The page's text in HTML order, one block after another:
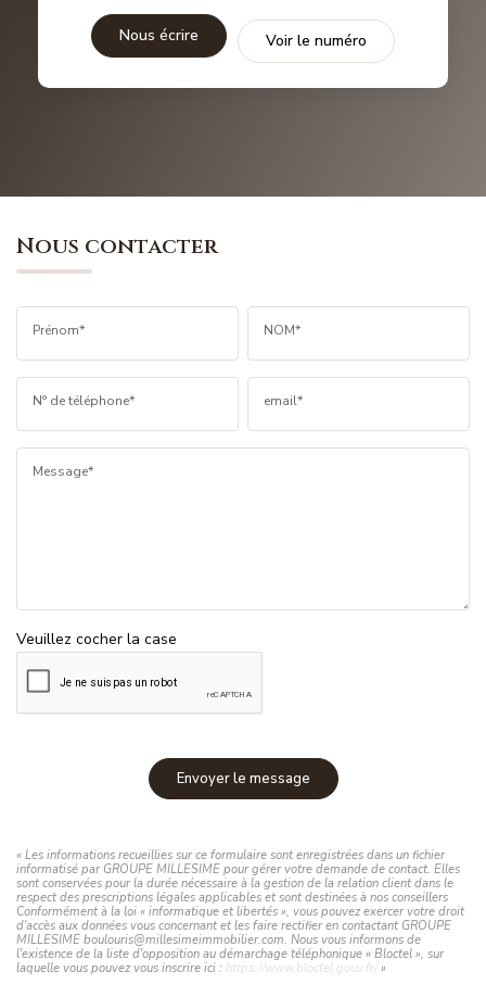
Nous écrire Voir le numéro
Nous contacter
Prénom* NOM*
N° de téléphone* email*
Message*
Veuillez cocher la case
Envoyer le message
« Les informations recueillies sur ce formulaire sont enregistrées dans un fichier
informatisé par GROUPE MILLESIME pour gérer votre demande de contact. Elles
sont conservées pour la durée nécessaire à la gestion de la relation client dans le
respect des prescriptions légales applicables et sont destinées à nos conseillers
Conformément à la loi « informatique et libertés », vous pouvez exercer votre droit
d'accès aux données vous concernant et les faire rectifier en contactant GROUPE
MILLESIME boulouris@millesimeimmobilier.com. Nous vous informons de
l'existence de la liste d'opposition au démarchage téléphonique « Bloctel », sur
laquelle vous pouvez vous inscrire ici : https://www.bloctel.gouv.fr/»